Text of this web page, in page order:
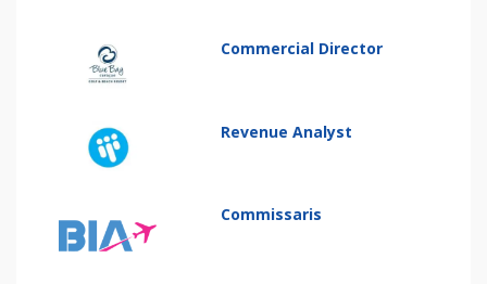
Commercial Director
Revenue Analyst
Commissaris